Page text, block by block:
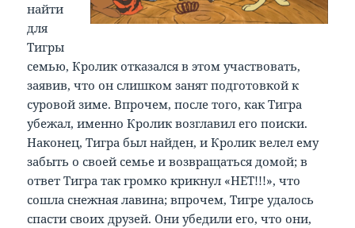
найти
для
Тигры
семью, Кролик отказался в этом участвовать,
заявив, что он слишком занят подготовкой к
суровой зиме. Впрочем, после того, как Тигра
убежал, именно Кролик возглавил его поиски.
Наконец, Тигра был найден, и Кролик велел ему
забыть о своей семье и возвращаться домой; в
ответ Тигра так громко крикнул «НЕТ!!!», что
сошла снежная лавина; впрочем, Тигре удалось
спасти своих друзей. Они убедили его, что они,